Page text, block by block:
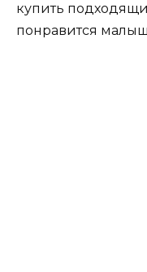
купить
понравится